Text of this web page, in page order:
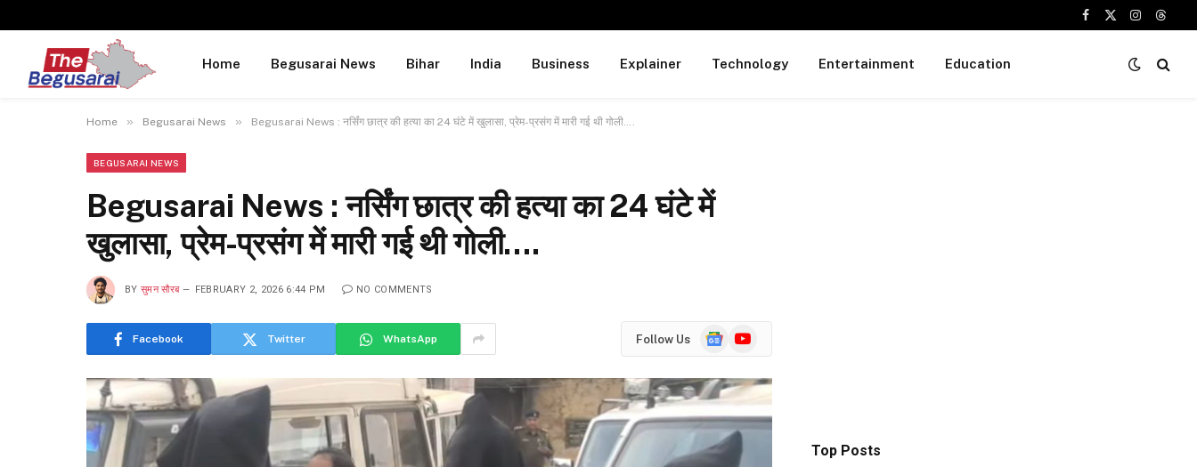
Facebook
X
Instagram
Home Begusarai News Bihar India Business Explainer Technology Entertainment Education
Home » Begusarai News » Begusarai News : नर्सिंग छात्र की हत्या का 24 घंटे में खुलासा, प्रेम-प्रसंग में मारी गई थी गोली….
BEGUSARAI NEWS
Begusarai News : नर्सिंग छात्र की हत्या का 24 घंटे में
खुलासा, प्रेम-प्रसंग में मारी गई थी गोली….
BY सुमन सौरब FEBRUARY 2, 2026 6:44 PM NO COMMENTS
Facebook Twitter WhatsApp Follow Us
GoogleYouTube
Top Posts